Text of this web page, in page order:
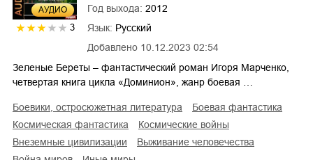
AУДИО
3
Добавлено 10.12.2023 02:54
Год выхода: 2012
Язык: Русский
Зеленые Береты – фантастический роман Игоря Марченко,
четвертая книга цикла «Доминион», жанр боевая …
боевики, остросюжетная литература
боевая фантастика
космическая фантастика
космические войны
внеземные цивилизации
выживание человечества